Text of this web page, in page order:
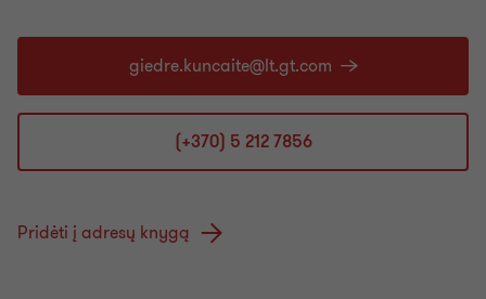
(+370) 5 212 7856
Pridėti į adresų knygą